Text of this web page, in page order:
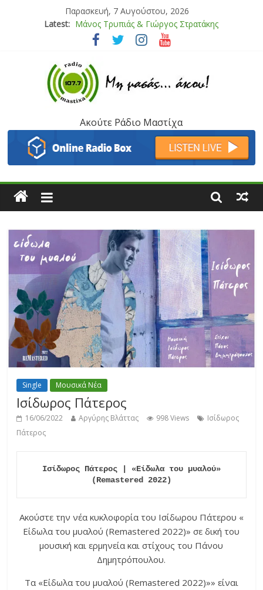
Παρασκευή, 7 Αυγούστου, 2026
Latest: Μάνος Τρυπιάς & Γιώργος Στρατάκης
Ιορδάνης Αγαπητός
Μαριάννα Μασάδη
Τάνια Μπρεάζου
Bliss
Ακούτε Ράδιο Μαστίχα
Single Μουσικά Νέα
Ισίδωρος Πάτερος
16/06/2022 Αργύρης Βλάττας 998 Views
Ισίδωρος
Πάτερος
Ισίδωρος Πάτερος | «Είδωλα του μυαλού»
(Remastered 2022)
Ακούστε την νέα κυκλοφορία του Ισίδωρου Πάτερου «
Είδωλα του μυαλού (Remastered 2022)» σε δική του
μουσική και ερμηνεία και στίχους του Πάνου
Δημητρόπουλου.
Τα «Είδωλα του μυαλού (Remastered 2022)»» είναι